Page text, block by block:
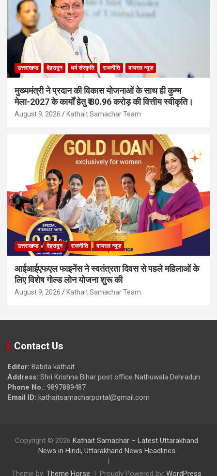
उत्तराखण्ड देहरादून धर्म संस्कृति राजनीति वायरल न्यूज़
मुख्यमंत्री ने प्रदान की विकास योजनाओं के साथ ही कुम्भ
मेला-2027 के कार्यों हेतु ₹ 80.96 करोड़ की वित्तीय स्वीकृति।
August 9, 2026 Kathait Samachar Team
उत्तराखण्ड देहरादून राजनीति वायरल न्यूज़
आईआईएफएल फाइनेंस ने स्वतंत्रता दिवस से पहले महिलाओं के
लिए विशेष गोल्ड लोन योजना शुरू की
August 9, 2026 Kathait Samachar Team
Contact Us
Editor: Babita kathait
Address: Shri Krishna Bihar post office Nathuwala Dehradun
Phone No.: 9897889487
Email ID: kathaitsamacharportal@gmail.com
Copyright © 2026 Kathait Samachar – Latest Uttarakhand
News in Hindi, Uttarakhand News Headlines
Theme by: Theme Horse Proudly Powered by: WordPress